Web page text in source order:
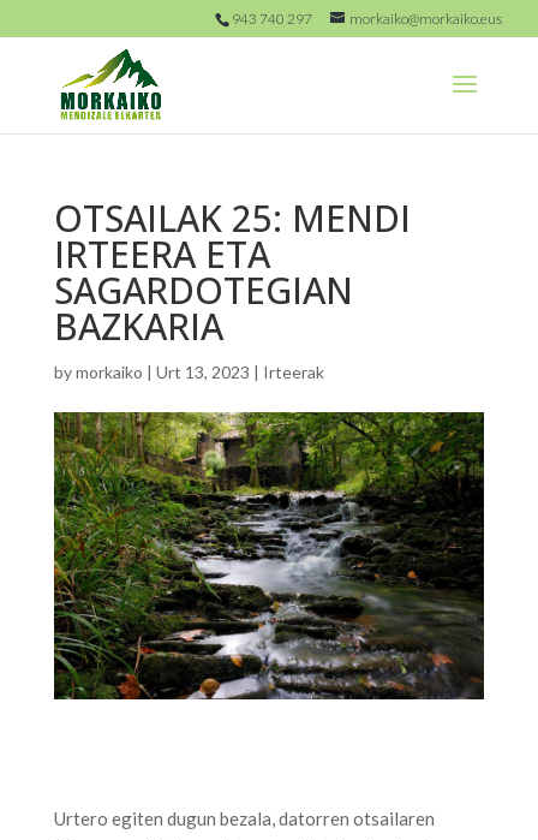
943 740 297 morkaiko@morkaiko.eus
OTSAILAK 25: MENDI
IRTEERA ETA
SAGARDOTEGIAN
BAZKARIA
bymorkaiko | Urt 13, 2023 | Irteerak
Urtero egiten dugun bezala, datorren otsailaren